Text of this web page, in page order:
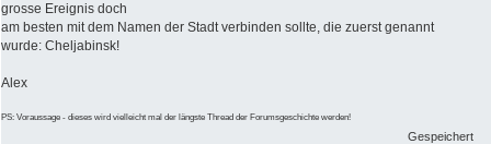
grosse Ereignis doch
am besten mit dem Namen der Stadt verbinden sollte, die zuerst genannt
wurde: Cheljabinsk!
Alex
PS: Voraussage - dieses wird vielleicht mal der längste Thread der Forumsgeschichte werden!
Gespeichert